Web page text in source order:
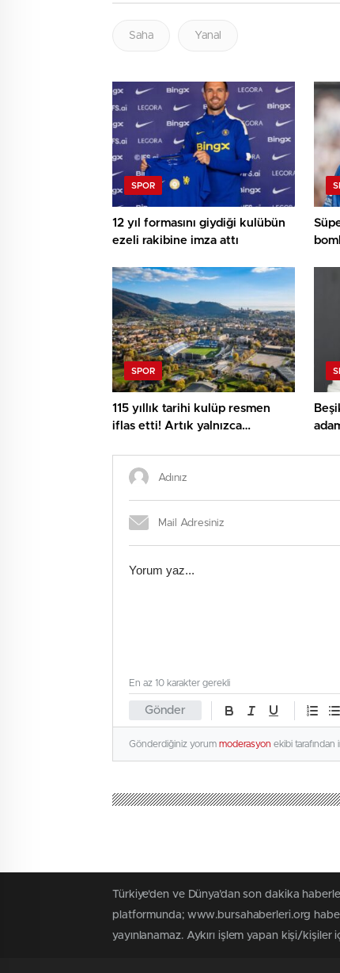
Saha Yanal
SPOR
12 yıl formasını giydiği kulübün
ezeli rakibine imza attı
SPOR
115 yıllık tarihi kulüp resmen
iflas etti! Artık yalnızca
Gönder
En az 10 karakter gerekli
Gönderdiğiniz yorum moderasyon ekibi tarafından
Türkiye'den ve Dünya’dan son dakika
platformunda; www.bursahaberleri.org
yayınlanamaz. Aykırı işlem yapan kişi/